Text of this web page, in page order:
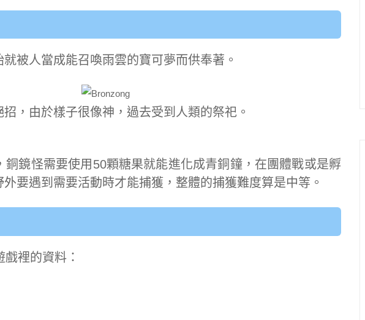
被人當成能召喚雨雲的寶可夢而供奉著。
，由於樣子很像神，過去受到人類的祭祀。
銅鏡怪需要使用50顆糖果就能進化成青銅鐘，在團體戰或是孵
要遇到需要活動時才能捕獲，整體的捕獲難度算是中等。
裡的資料：